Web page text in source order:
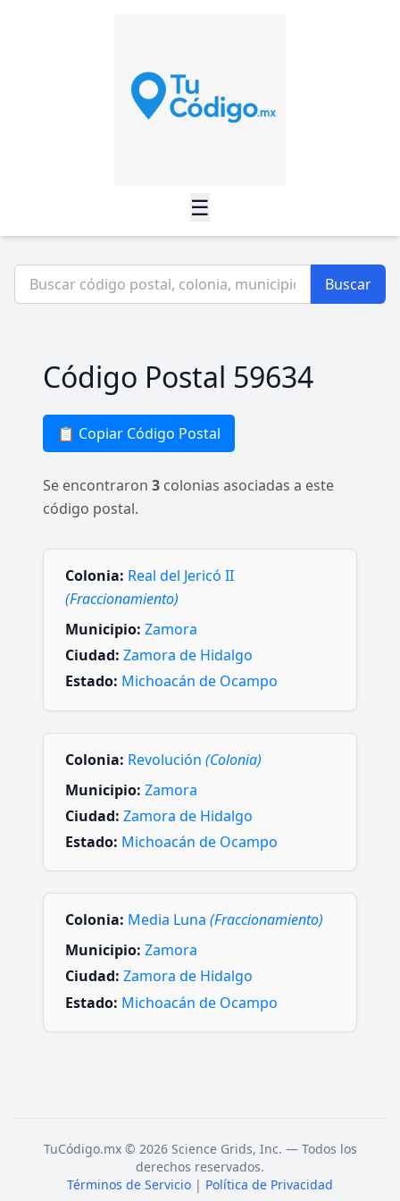
☰
Buscar
Código Postal 59634
📋 Copiar Código Postal
Se encontraron 3 colonias asociadas a este
código postal.
Colonia: Real del Jericó II
(Fraccionamiento)
Municipio: Zamora
Ciudad: Zamora de Hidalgo
Estado: Michoacán de Ocampo
Colonia: Revolución (Colonia)
Municipio: Zamora
Ciudad: Zamora de Hidalgo
Estado: Michoacán de Ocampo
Colonia: Media Luna (Fraccionamiento)
Municipio: Zamora
Ciudad: Zamora de Hidalgo
Estado: Michoacán de Ocampo
TuCódigo.mx © 2026 Science Grids, Inc. — Todos los
derechos reservados.
Términos de Servicio | Política de Privacidad